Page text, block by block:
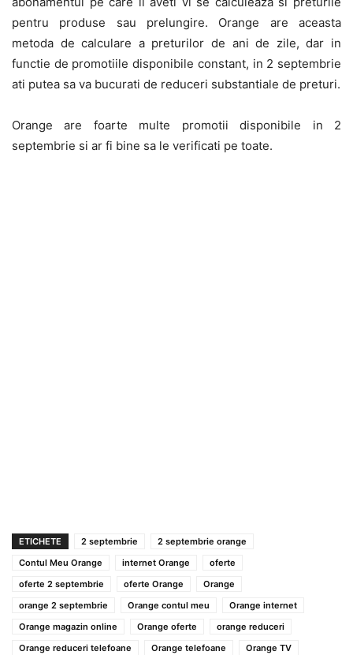
pentru produse sau prelungire. Orange are aceasta
metoda de calculare a preturilor de ani de zile, dar in
functie de promotiile disponibile constant, in 2 septembrie
ati putea sa va bucurati de reduceri substantiale de preturi.
Orange are foarte multe promotii disponibile in 2
septembrie si ar fi bine sa le verificati pe toate.
ETICHETE 2 septembrie
2 septembrie orange
Contul Meu Orange
internet Orange
oferte
oferte 2 septembrie
oferte Orange
Orange
orange 2 septembrie
Orange contul meu
Orange internet
Orange magazin online
Orange oferte
orange reduceri
Orange reduceri telefoane
Orange telefoane
Orange TV